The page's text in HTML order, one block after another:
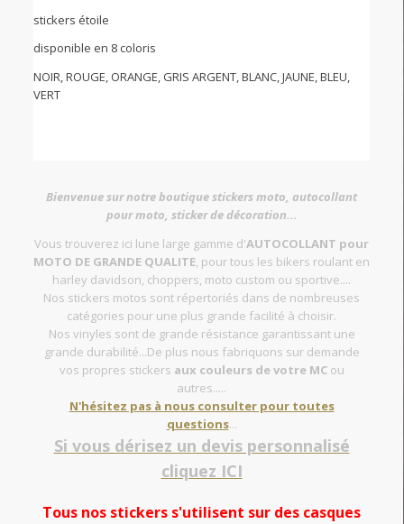
stickers étoile
disponible en 8 coloris
NOIR, ROUGE, ORANGE, GRIS ARGENT, BLANC, JAUNE, BLEU,
VERT
Bienvenue sur notre boutique stickers moto, autocollant
pour moto, sticker de décoration...
Vous trouverez ici lune large gamme d'AUTOCOLLANT pour
MOTO DE GRANDE QUALITE, pour tous les bikers roulant en
harley davidson, choppers, moto custom ou sportive....
Nos stickers motos sont répertoriés dans de nombreuses
catégories pour une plus grande facilité à choisir.
Nos vinyles sont de grande résistance garantissant une
grande durabilité...De plus nous fabriquons sur demande
vos propres stickers aux couleurs de votre MCou
autres.....
N'hésitez pas à nous consulter pour toutes
questions...
Si vous dérisez un devis personnalisé
cliquez ICI
Tous nos stickers s'utilisent sur des casques